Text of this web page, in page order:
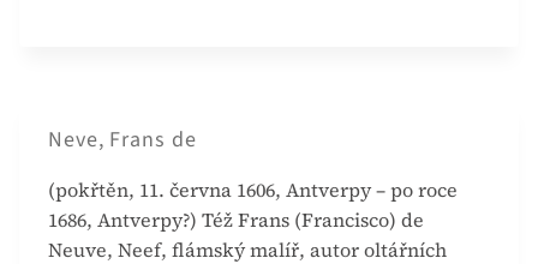
Neve, Frans de
(pokřtěn, 11. června 1606, Antverpy – po roce
1686, Antverpy?) Též Frans (Francisco) de
Neuve, Neef, flámský malíř, autor oltářních